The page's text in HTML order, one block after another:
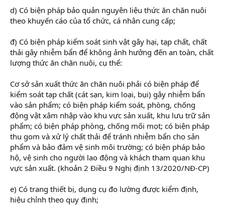
d) Có biện pháp bảo quản nguyên liệu thức ăn chăn nuôi
theo khuyến cáo của tổ chức, cá nhân cung cấp;
đ) Có biện pháp kiểm soát sinh vật gây hại, tạp chất, chất
thải gây nhiễm bẩn để không ảnh hưởng đến an toàn, chất
lượng thức ăn chăn nuôi, cụ thể:
Cơ sở sản xuất thức ăn chăn nuôi phải có biện pháp để
kiểm soát tạp chất (cát sạn, kim loại, bụi) gây nhiễm bẩn
vào sản phẩm; có biện pháp kiểm soát, phòng, chống
động vật xâm nhập vào khu vực sản xuất, khu lưu trữ sản
phẩm; có biện pháp phòng, chống mối mọt; có biện pháp
thu gom và xử lý chất thải để tránh nhiễm bẩn cho sản
phẩm và bảo đảm vệ sinh môi trường; có biện pháp bảo
hộ, vệ sinh cho người lao động và khách tham quan khu
vực sản xuất. (khoản 2 Điều 9 Nghị định 13/2020/NĐ-CP)
e) Có trang thiết bị, dụng cụ đo lường được kiểm định,
hiệu chỉnh theo quy định;